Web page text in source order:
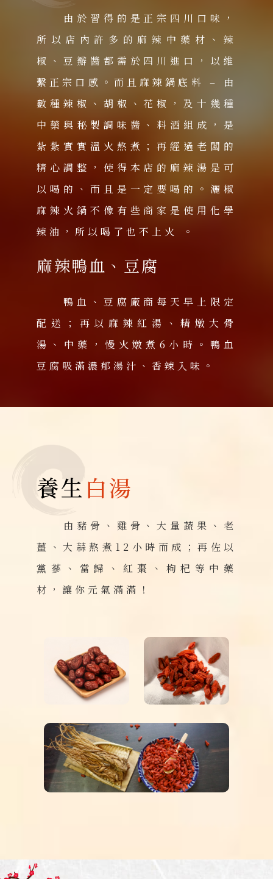
由於習得的是正宗四川口味，
所以店內許多的麻辣中藥材、辣
椒、豆瓣醬都需於四川進口，以維
繫正宗口感。而且麻辣鍋底料 – 由
數種辣椒、胡椒、花椒，及十幾種
中藥與秘製調味醬、料酒組成，是
紮紮實實溫火熬煮；再經過老闆的
精心調整，使得本店的麻辣湯是可
以喝的、而且是一定要喝的。灑椒
麻辣火鍋不像有些商家是使用化學
辣油，所以喝了也不上火 。
麻辣鴨血、豆腐
鴨血、豆腐廠商每天早上限定
配送；再以麻辣紅湯、精燉大骨
湯、中藥，慢火燉煮6小時。鴨血
豆腐吸滿濃郁湯汁、香辣入味。
養生 白湯
由豬骨、雞骨、大量蔬果、老
薑、大蒜熬煮12小時而成；再佐以
黨蔘、當歸、紅棗、枸杞等中藥
材，讓你元氣滿滿！